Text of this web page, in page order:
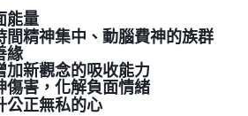
能量
間精神集中、動腦費神的族群
緣
加新觀念的吸收能力
傷害，化解負面情緒
公正無私的心